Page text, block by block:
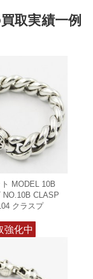
取実績一例
MODEL 10B
NO.10B CLASP
クラスプ
強化中